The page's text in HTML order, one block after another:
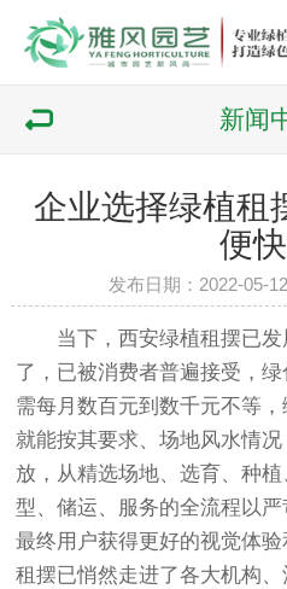
新闻
企业选择绿植租
便
发布日期：2022-05-
当下， 西安绿植租摆已
了，已被消费者普遍接受，
需每月数百元到数千元不等，
就能按其要求、场地风水情
放，从精选场地、选育、种
型、储运、服务的全流程以
最终用户获得更好的视觉体
租摆已悄然走进了各大机构